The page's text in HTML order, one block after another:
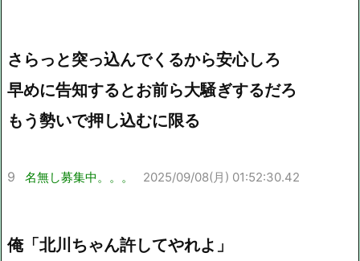
さらっと突っ込んでくるから安心しろ
早めに告知するとお前ら大騒ぎするだろ
もう勢いで押し込むに限る
9 名無し募集中。。。 2025/09/08(月) 01:52:30.42
俺「北川ちゃん許してやれよ」